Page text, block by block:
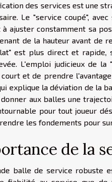
des services est une
Le "service coupé",
à ajuster constamment sa
de la hauteur avant de
est plus direct et rapide,
L'emploi judicieux de
et de prendre
explique la déviation de la
aux balles une
pour tout joueur
les fondements pour
de la
balle de service robuste